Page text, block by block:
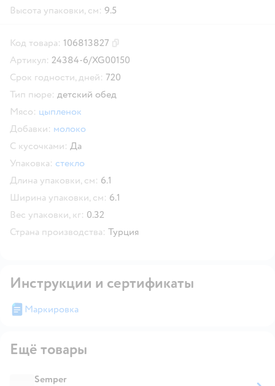
Высота упаковки, см: 9.5
Код товара: 106813827
Артикул: 24384-6/XG00150
Срок годности, дней: 720
Тип пюре: детский обед
Мясо: цыпленок
Добавки: молоко
С кусочками: Да
Упаковка: стекло
Длина упаковки, см: 6.1
Ширина упаковки, см: 6.1
Вес упаковки, кг: 0.32
Страна производства: Турция
Инструкции и сертификаты
Маркировка
Ещё товары
Semper